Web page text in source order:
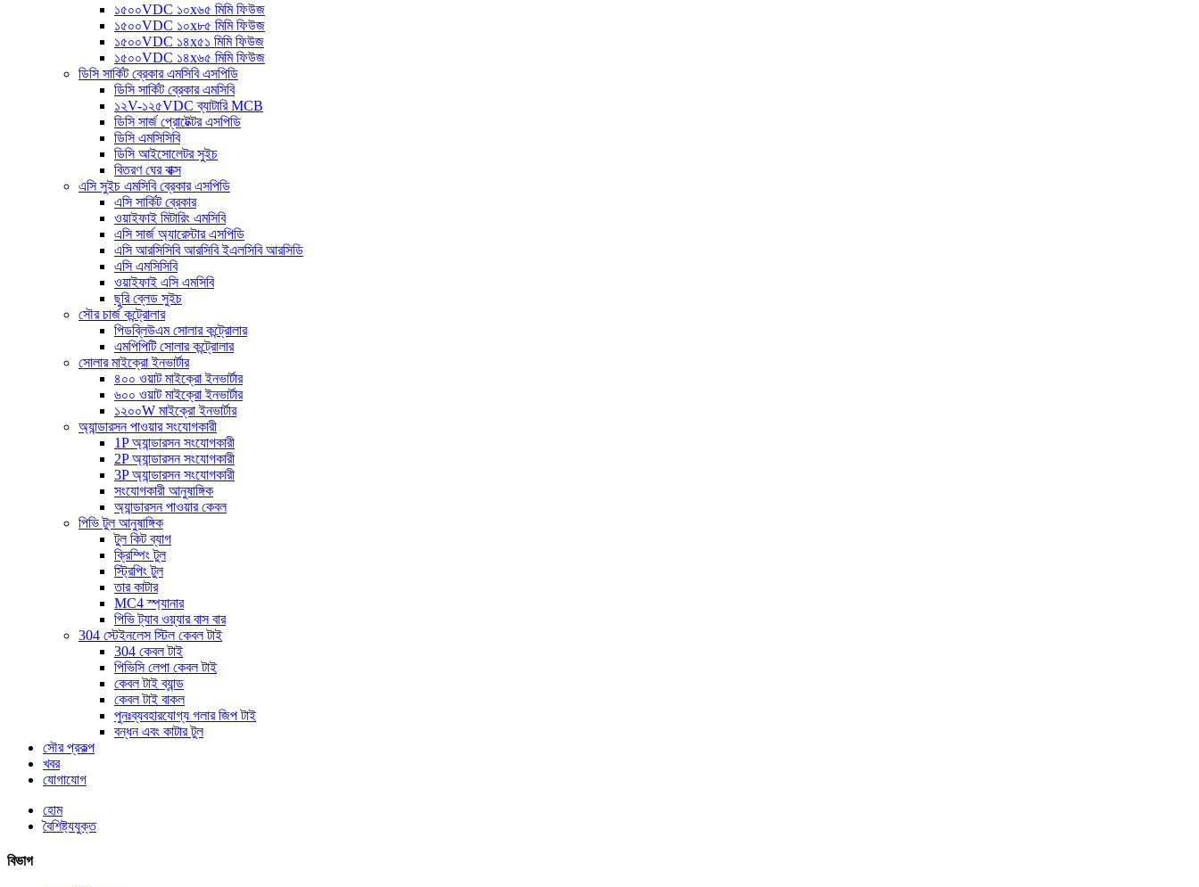
১৫০০VDC ১০x৬৫ মিমি ফিউজ
১৫০০VDC ১০x৮৫ মিমি ফিউজ
১৫০০VDC ১৪x৫১ মিমি ফিউজ
১৫০০VDC ১৪x৬৫ মিমি ফিউজ
ডিসি সার্কিট ব্রেকার এমসিবি এসপিডি
ডিসি সার্কিট ব্রেকার এমসিবি
১২V-১২৫VDC ব্যাটারি MCB
ডিসি সার্জ প্রোটেক্টর এসপিডি
ডিসি এমসিসিবি
ডিসি আইসোলেটর সুইচ
বিতরণ ঘের বাক্স
এসি সুইচ এমসিবি ব্রেকার এসপিডি
এসি সার্কিট ব্রেকার
ওয়াইফাই মিটারিং এমসিবি
এসি সার্জ অ্যারেস্টার এসপিডি
এসি আরসিসিবি আরসিবি ইএলসিবি আরসিডি
এসি এমসিসিবি
ওয়াইফাই এসি এমসিবি
ছুরি ব্লেড সুইচ
সৌর চার্জ কন্ট্রোলার
পিডব্লিউএম সোলার কন্ট্রোলার
এমপিপিটি সোলার কন্ট্রোলার
সোলার মাইক্রো ইনভার্টার
৪০০ ওয়াট মাইক্রো ইনভার্টার
৬০০ ওয়াট মাইক্রো ইনভার্টার
১২০০W মাইক্রো ইনভার্টার
অ্যান্ডারসন পাওয়ার সংযোগকারী
1P অ্যান্ডারসন সংযোগকারী
2P অ্যান্ডারসন সংযোগকারী
3P অ্যান্ডারসন সংযোগকারী
সংযোগকারী আনুষাঙ্গিক
অ্যান্ডারসন পাওয়ার কেবল
পিভি টুল আনুষাঙ্গিক
টুল কিট ব্যাগ
ক্রিম্পিং টুল
স্ট্রিপিং টুল
তার কাটার
MC4 স্প্যানার
পিভি ট্যাব ওয়্যার বাস বার
304 স্টেইনলেস স্টিল কেবল টাই
304 কেবল টাই
পিভিসি লেপা কেবল টাই
কেবল টাই ব্যান্ড
কেবল টাই বাকল
পুনঃব্যবহারযোগ্য গলার জিপ টাই
বন্ধন এবং কাটার টুল
সৌর প্রকল্প
খবর
যোগাযোগ
হোম
বৈশিষ্ট্যযুক্ত
বিভাগ